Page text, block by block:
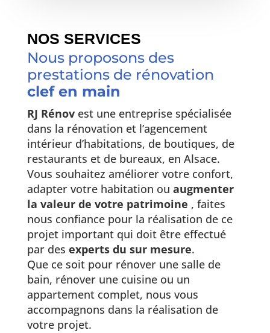
NOS SERVICES
Nous proposons des
prestations de rénovation
clef en main
RJ Rénovest une entreprise spécialisée
dans la rénovation et l’agencement
intérieur d’habitations, de boutiques, de
restaurants et de bureaux, en Alsace.
Vous souhaitez améliorer votre confort,
adapter votre habitation ou augmenter
la valeur de votre patrimoine , faites
nous confiance pour la réalisation de ce
projet important qui doit être effectué
par des experts du sur mesure.
Que ce soit pour rénover une salle de
bain, rénover une cuisine ou un
appartement complet, nous vous
accompagnons dans la réalisation de
votre projet.